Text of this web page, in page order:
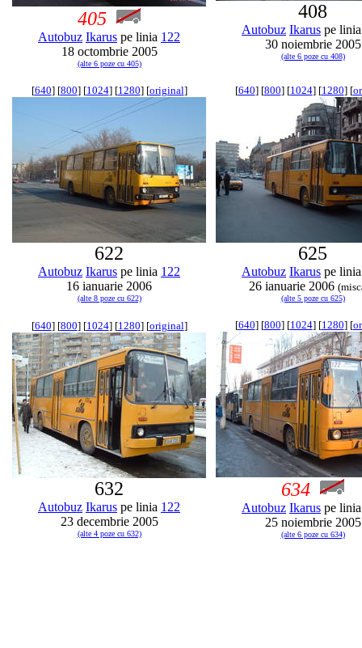
405
Autobuz Ikarus pe linia 122
18 octombrie 2005
(alte 6 poze cu 405)
408
Autobuz Ikarus pe
30 noiembrie 2005
(alte 6 poze cu 408)
[640] [800] [1024] [1280] [original]
622
Autobuz Ikarus pe linia 122
16 ianuarie 2006
(alte 8 poze cu 622)
[640] [800] [1024] [1280] [
625
Autobuz Ikarus pe
26 ianuarie 2006
(alte 5 poze cu 625)
[640] [800] [1024] [1280] [original]
632
Autobuz Ikarus pe linia 122
23 decembrie 2005
(alte 4 poze cu 632)
[640] [800] [1024] [1280] [
634
Autobuz Ikarus pe
25 noiembrie 2005
(alte 6 poze cu 634)